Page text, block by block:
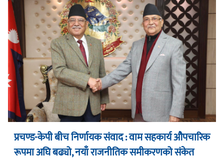
प्रचण्ड-केपी बीच निर्णायक संवाद : वाम सहकार्य औपचारिक
रूपमा अघि बढ्यो, नयाँ राजनीतिक समीकरणको संकेत